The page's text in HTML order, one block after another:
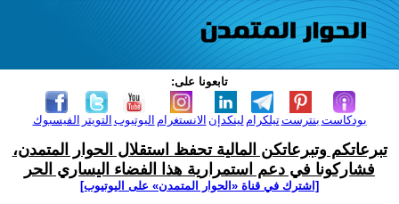
تابعونا على:
الفيسبوك التويتر اليوتيوب الانستغرام لينكدإن تيلكرامبنترست بودكاست
تبرعاتكم وتبرعاتكن المالية تحفظ استقلال الحوار المتمدن،
فشاركونا في دعم استمرارية هذا الفضاء اليساري الحر
[اشترك في قناة ‫«الحوار المتمدن» على اليوتيوب]